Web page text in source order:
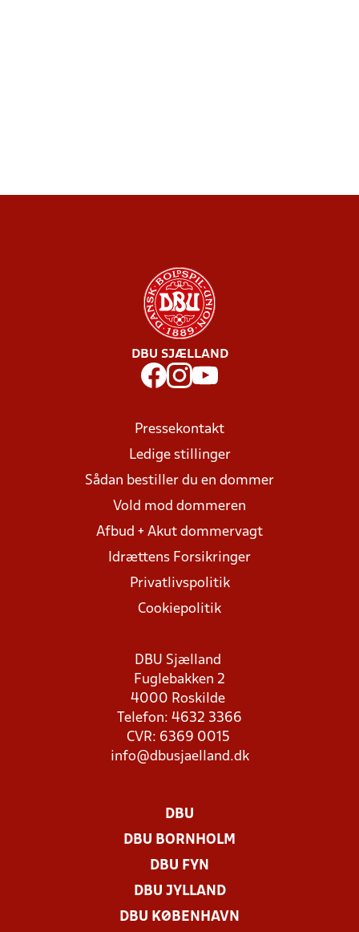
DBU SJÆLLAND
Pressekontakt
Ledige stillinger
Sådan bestiller du en dommer
Vold mod dommeren
Afbud + Akut dommervagt
Idrættens Forsikringer
Privatlivspolitik
Cookiepolitik
DBU Sjælland
Fuglebakken 2
4000 Roskilde
Telefon: 4632 3366
CVR: 6369 0015
info@dbusjaelland.dk
DBU
DBU BORNHOLM
DBU FYN
DBU JYLLAND
DBU KØBENHAVN